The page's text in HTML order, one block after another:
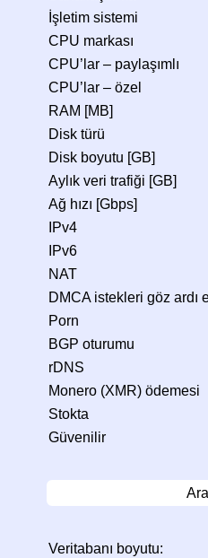
İşletim sistemi
CPU markası
CPU’lar – paylaşımlı
CPU’lar – özel
RAM [MB]
Disk türü
Disk boyutu [GB]
Aylık veri trafiği [GB]
Ağ hızı [Gbps]
IPv4
IPv6
NAT
DMCA istekleri göz ardı
Porn
BGP oturumu
rDNS
Monero (XMR) ödemesi
Stokta
Güvenilir
Ara
Veritabanı boyutu: